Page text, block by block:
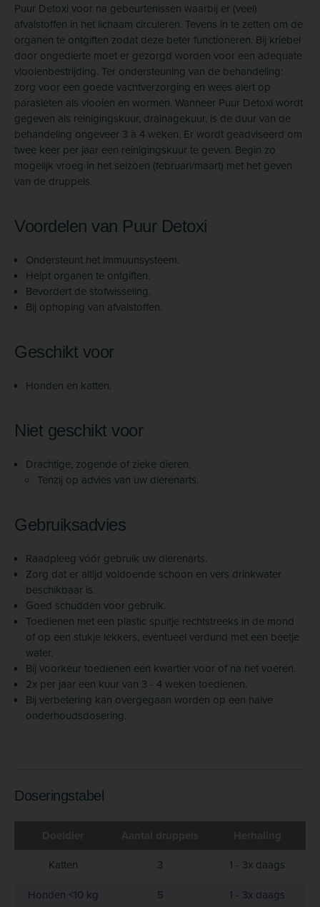
Puur Detoxi voor na gebeurtenissen waarbij er (veel)
afvalstoffen in het lichaam circuleren. Tevens in te zetten om de
organen te ontgiften zodat deze beter functioneren. Bij kriebel
door ongedierte moet er gezorgd worden voor een adequate
vlooienbestrijding. Ter ondersteuning van de behandeling:
zorg voor een goede vachtverzorging en wees alert op
parasieten als vlooien en wormen. Wanneer Puur Detoxi wordt
gegeven als reinigingskuur, drainagekuur, is de duur van de
behandeling ongeveer 3 à 4 weken. Er wordt geadviseerd om
twee keer per jaar een reinigingskuur te geven. Begin zo
mogelijk vroeg in het seizoen (februari/maart) met het geven
van de druppels.
Voordelen van Puur Detoxi
Ondersteunt het immuunsysteem.
Helpt organen te ontgiften.
Bevordert de stofwisseling.
Bij ophoping van afvalstoffen.
Geschikt voor
Honden en katten.
Niet geschikt voor
Drachtige, zogende of zieke dieren.
Tenzij op advies van uw dierenarts.
Gebruiksadvies
Raadpleeg vóór gebruik uw dierenarts.
Zorg dat er altijd voldoende schoon en vers drinkwater
beschikbaar is.
Goed schudden voor gebruik.
Toedienen met een plastic spuitje rechtstreeks in de mond
of op een stukje lekkers, eventueel verdund met een beetje
water.
Bij voorkeur toedienen een kwartier voor of na het voeren.
2x per jaar een kuur van 3 - 4 weken toedienen.
Bij verbetering kan overgegaan worden op een halve
onderhoudsdosering.
Doseringstabel
Katten 3
1 - 3x daags
Honden <10 kg
5 1 - 3x daags